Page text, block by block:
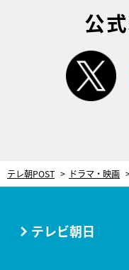
公
テレ朝POST ドラマ・映画
テレビ朝日